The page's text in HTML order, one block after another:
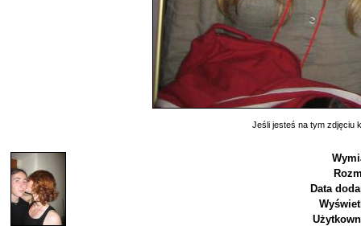
Jeśli jesteś na tym zdjęciu
Data